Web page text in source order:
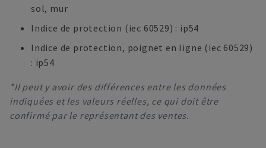
sol, mur
Indice de protection (iec 60529) : ip54
Indice de protection, poignet en ligne (iec 60529)
: ip54
*Il peut y avoir des différences entre les données
indiquées et les valeurs réelles, ce qui doit être
confirmé par le représentant des ventes.